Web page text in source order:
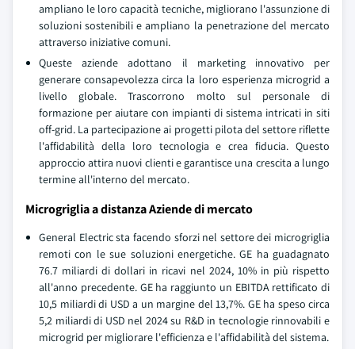
ampliano le loro capacità tecniche, migliorano l'assunzione di
soluzioni sostenibili e ampliano la penetrazione del mercato
attraverso iniziative comuni.
Queste aziende adottano il marketing innovativo per
generare consapevolezza circa la loro esperienza microgrid a
livello globale. Trascorrono molto sul personale di
formazione per aiutare con impianti di sistema intricati in siti
off-grid. La partecipazione ai progetti pilota del settore riflette
l'affidabilità della loro tecnologia e crea fiducia. Questo
approccio attira nuovi clienti e garantisce una crescita a lungo
termine all'interno del mercato.
Microgriglia a distanza Aziende di mercato
General Electric sta facendo sforzi nel settore dei microgriglia
remoti con le sue soluzioni energetiche. GE ha guadagnato
76.7 miliardi di dollari in ricavi nel 2024, 10% in più rispetto
all'anno precedente. GE ha raggiunto un EBITDA rettificato di
10,5 miliardi di USD a un margine del 13,7%. GE ha speso circa
5,2 miliardi di USD nel 2024 su R&D in tecnologie rinnovabili e
microgrid per migliorare l'efficienza e l'affidabilità del sistema.